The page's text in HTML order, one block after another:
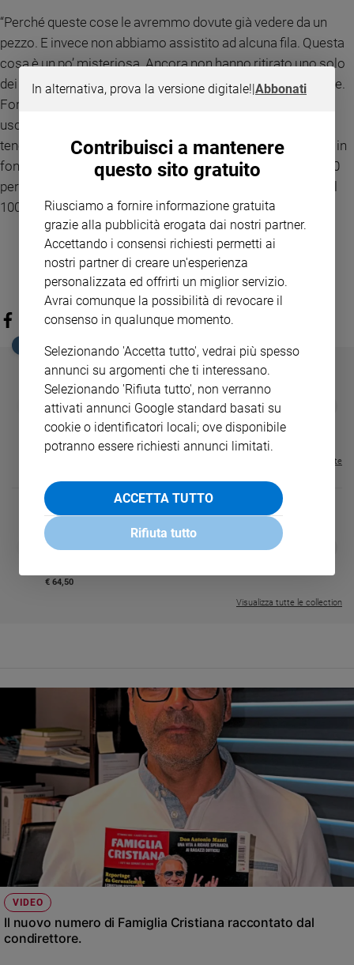
“Perché queste cose le avremmo dovute già vedere da un
pezzo. E invece non abbiamo assistito ad alcuna fila. Questa
cosa è un po’ misteriosa. Ancora non hanno ritirato uno solo
dei 130-150 miliardi rimasti nei depositi delle banche greche.
Forse la verità è che i greci non hanno alcuna intenzione di
uscire dalla moneta unica. O forse perché l’alternativa è
tenerli sotto il materasso e hanno paura che glieli rubino. E in
fondo, come direbbe Zorba il greco, una svalutazione del 40
per cento è sempre meglio di un furto sicuro, equivalente al
100 per cento”.
EDICOLA SAN PAOLO
GBABY
€ 34,80 € 21,90 37%
€ 104,00 € 83,00 20%
Visualizza tutte le riviste
€ 64,50
Visualizza tutte le collection
VIDEO
Il nuovo numero di Famiglia Cristiana raccontato dal
condirettore.
In alternativa, prova la versione digitale!|Abbonati
Contribuisci a mantenere
questo sito gratuito
Riusciamo a fornire informazione gratuita
grazie alla pubblicità erogata dai nostri partner.
Accettando i consensi richiesti permetti ai
nostri partner di creare un'esperienza
personalizzata ed offrirti un miglior servizio.
Avrai comunque la possibilità di revocare il
consenso in qualunque momento.
Selezionando 'Accetta tutto', vedrai più spesso
annunci su argomenti che ti interessano.
Selezionando 'Rifiuta tutto', non verranno
attivati annunci Google standard basati su
cookie o identificatori locali; ove disponibile
potranno essere richiesti annunci limitati.
ACCETTA TUTTO
Rifiuta tutto